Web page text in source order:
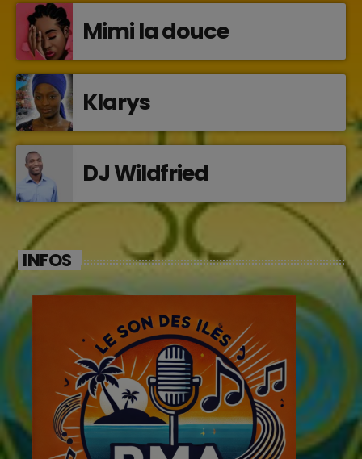
Mimi la douce
Klarys
DJ Wildfried
INFOS